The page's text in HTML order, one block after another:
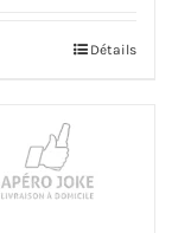
Détails